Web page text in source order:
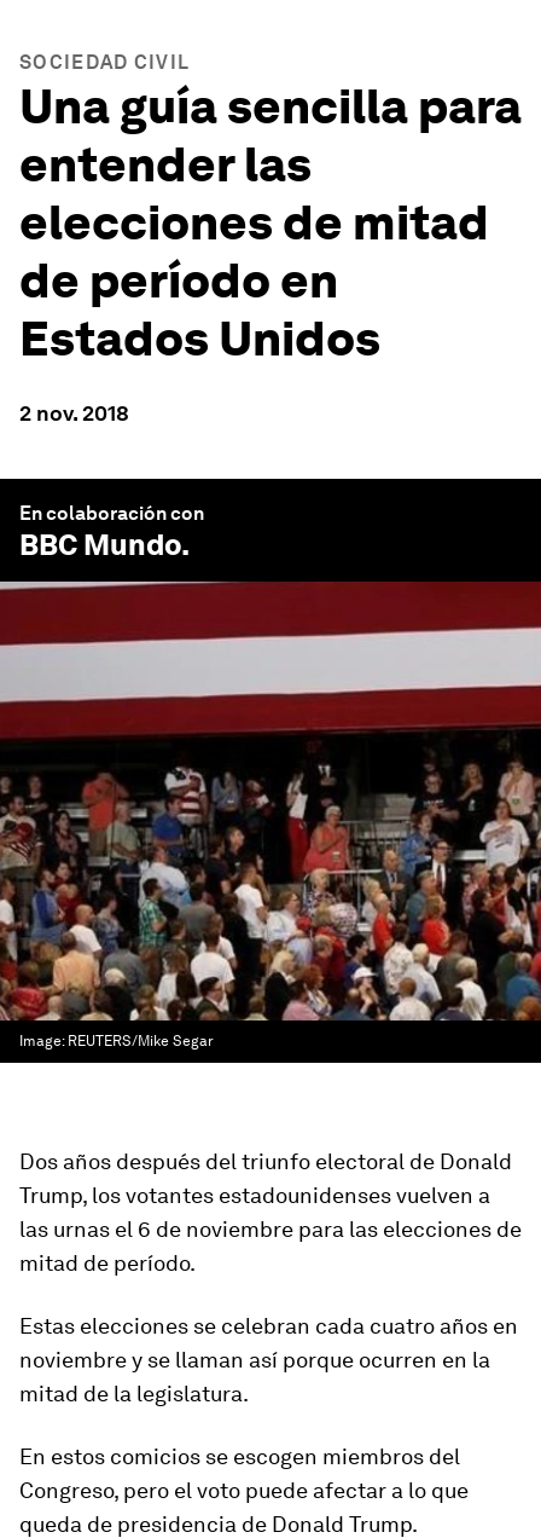
SOCIEDAD CIVIL
Una guía sencilla para
entender las
elecciones de mitad
de período en
Estados Unidos
2 nov. 2018
En colaboración con
BBC Mundo.
Image: REUTERS/Mike Segar
Dos años después del triunfo electoral de Donald
Trump, los votantes estadounidenses vuelven a
las urnas el 6 de noviembre para las elecciones de
mitad de período.
Estas elecciones se celebran cada cuatro años en
noviembre y se llaman así porque ocurren en la
mitad de la legislatura.
En estos comicios se escogen miembros del
Congreso, pero el voto puede afectar a lo que
queda de presidencia de Donald Trump.